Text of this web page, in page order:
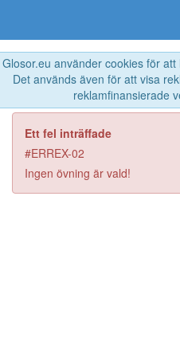
Glosor.eu använder cookies för
Det används även för att visa
reklamfinansierade
Ett fel inträffade
#ERREX-02
Ingen övning är vald!